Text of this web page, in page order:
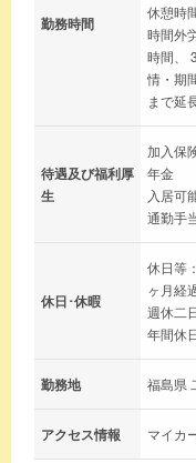
勤務時間
休憩時
時間外
時間、
情・期
まで延
待遇及び福利厚
生
加入保
年金
入居可
通勤手
休日･休暇
休日等
ヶ月経
週休二
年間休
勤務地 福島県
アクセス情報 マイカ